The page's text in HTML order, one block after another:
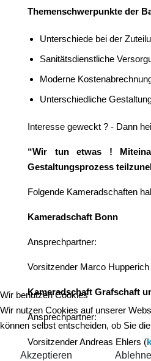
Themenschwerpunkte der
Unterschiede bei der
Sanitätsdienstliche
Moderne
Unterschiedliche
Interesse geweckt ? - Dann
“Wir tun etwas !
Gestaltungsprozess
Folgende Kameradschaften
Kameradschaft Bonn
Ansprechpartner:
Vorsitzender Marco Hupperich
Kameradschaft Grafschaft
Ansprechpartner:
Vorsitzender Andreas Ehlers (
Wir benutzen Cookies
Wir nutzen Cookies auf unserer
können selbst entscheiden, ob Sie
Akzeptieren